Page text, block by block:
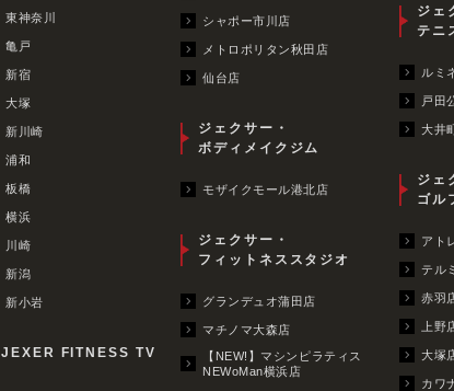
東神奈川
亀戸
新宿
大塚
新川崎
浦和
板橋
横浜
川崎
新潟
新小岩
JEXER FITNESS TV
シャポー市川店
メトロポリタン秋田店
仙台店
ジェクサー・
ボディメイクジム
モザイクモール港北店
ジェクサー・
フィットネススタジオ
グランデュオ蒲田店
マチノマ大森店
【NEW!】マシンピラティス
NEWoMan横浜店
ジェ
テニ
ルミ
戸田
大井
ジェ
ゴル
アト
テル
赤羽
上野
大塚
カワ